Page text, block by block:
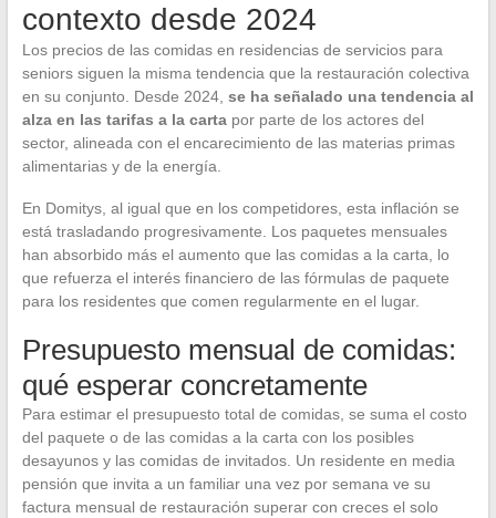
contexto desde 2024
Los precios de las comidas en residencias de servicios para
seniors siguen la misma tendencia que la restauración colectiva
en su conjunto. Desde 2024, se ha señalado una tendencia al
alza en las tarifas a la cartapor parte de los actores del
sector, alineada con el encarecimiento de las materias primas
alimentarias y de la energía.
En Domitys, al igual que en los competidores, esta inflación se
está trasladando progresivamente. Los paquetes mensuales
han absorbido más el aumento que las comidas a la carta, lo
que refuerza el interés financiero de las fórmulas de paquete
para los residentes que comen regularmente en el lugar.
Presupuesto mensual de comidas:
qué esperar concretamente
Para estimar el presupuesto total de comidas, se suma el costo
del paquete o de las comidas a la carta con los posibles
desayunos y las comidas de invitados. Un residente en media
pensión que invita a un familiar una vez por semana ve su
factura mensual de restauración superar con creces el solo